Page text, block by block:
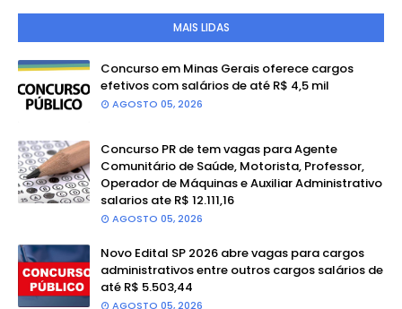
MAIS LIDAS
Concurso em Minas Gerais oferece cargos
efetivos com salários de até R$ 4,5 mil
AGOSTO 05, 2026
Concurso PR de tem vagas para Agente
Comunitário de Saúde, Motorista, Professor,
Operador de Máquinas e Auxiliar Administrativo
salarios ate R$ 12.111,16
AGOSTO 05, 2026
Novo Edital SP 2026 abre vagas para cargos
administrativos entre outros cargos salários de
até R$ 5.503,44
AGOSTO 05, 2026